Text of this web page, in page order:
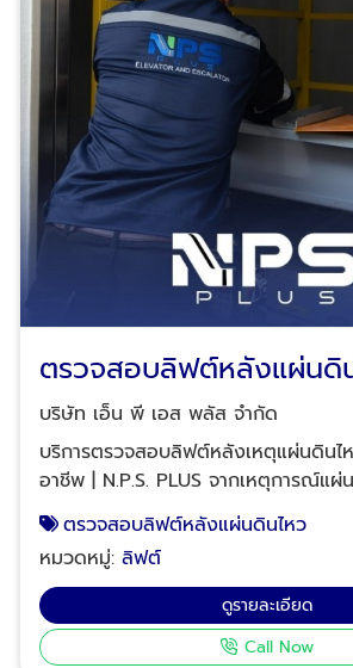
ตรวจสอบลิฟต์หลังแผ่นดิ
บริษัท เอ็น พี เอส พลัส จำกัด
บริการตรวจสอบลิฟต์หลังเหตุแผ่นดินไ
อาชีพ | N.P.S. PLUS จากเหตุการณ์แผ่นดินไหวล่าสุดใน
กรุงเทพฯ และหลายจังหวัดทั่วไทย อาจ
เกิดความเสียหายที่มองไม่เห็นและส่งผ
ในการใช้งาน บริษัท เอ็น.พี.เอส. พลัส จ
บริการตรวจสอบลิฟต์หลังเหตุแผ่นดินไ
ให้คุณมั่นใจในความปลอดภัยสูงสุด บรรยากาศการตรวจ
สอบลิฟต์หลังแผ่นดินไหวเมื่อวันที่ 28 มีนา
ตรวจสอบลิฟต์หลังแผ่นดินไหว
หมวดหมู่:ลิฟต์
ดูรายละเอียด
Call Now